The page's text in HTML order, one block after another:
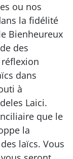
ou nos
la fidélité
Bienheureux
des
dans
à
Laici.
que le
la
laïcs. Vous